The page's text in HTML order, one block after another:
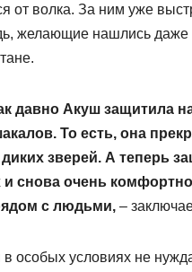
от волка. За ним уже
желающие нашлись даже
давно Акуш защитила
То есть, она
зверей. А теперь
и снова очень
с людьми, –
в особых условиях не